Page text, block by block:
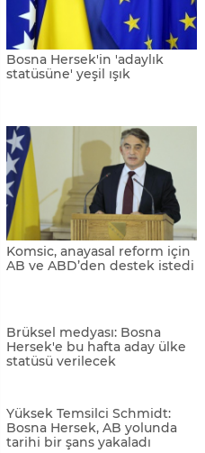
Bosna Hersek'in AB'den
"aday ülke" statüsü almasına
Türkiye'den tebrik
başvurusunu sundu
Sırp lider Vucic, Batılı
yetkililerle Kosova'yı görüştü
AB Belgrad-Priştine Diyaloğu